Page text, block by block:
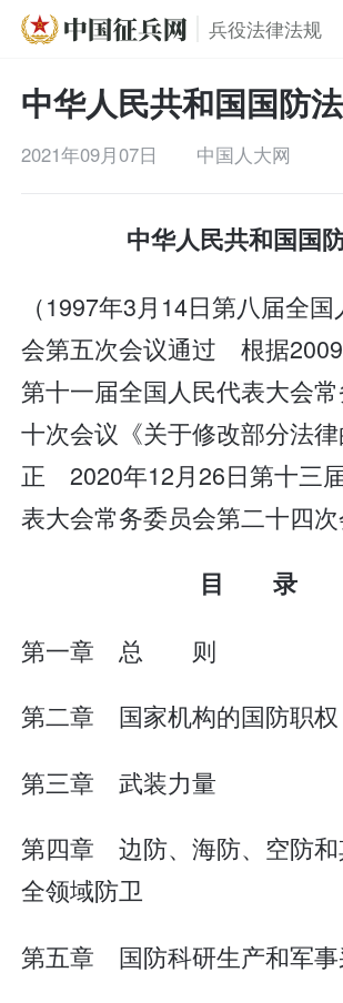
兵役法律法规
中华人民共和国国防法
2021年09月07日 中国人大网
中华人民共和国国
（1997年3月14日第八届全
会第五次会议通过 根据
第十一届全国人民代表大会
十次会议《关于修改部分法
正 2020年12月26日第十三
表大会常务委员会第二十四次
目 录
第一章 总 则
第二章 国家机构的国防职权
第三章 武装力量
第四章 边防、海防、空防和
全领域防卫
第五章 国防科研生产和军事